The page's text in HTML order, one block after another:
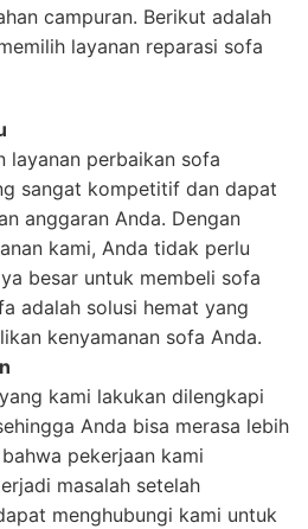
campuran. Berikut adalah
layanan reparasi sofa
layanan perbaikan sofa
sangat kompetitif dan dapat
anggaran Anda. Dengan
kami, Anda tidak perlu
besar untuk membeli sofa
adalah solusi hemat yang
kenyamanan sofa Anda.
kami lakukan dilengkapi
Anda bisa merasa lebih
pekerjaan kami
masalah setelah
menghubungi kami untuk